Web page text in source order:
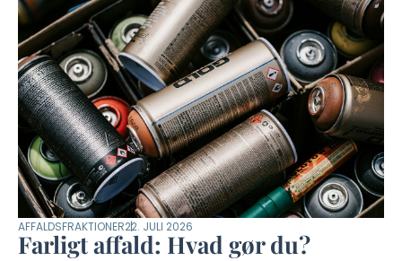
AFFALDSFRAKTIONER22. JULI 2026
Farligt affald: Hvad gør du?